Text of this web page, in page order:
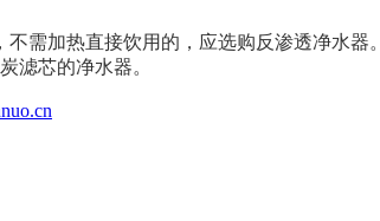
需加热直接饮用的，应选购反渗透净水器。
滤芯的净水器。